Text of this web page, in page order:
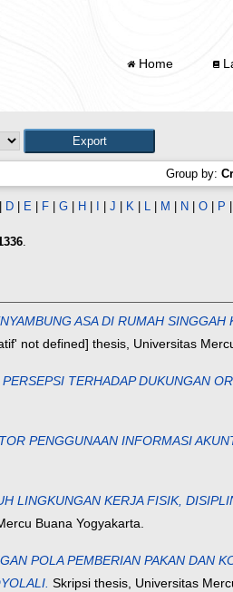
Home
Group by:
D E F G H J K L M N O P
.
ASA DI RUMAH SINGGAH
not defined] thesis, Universitas
TERHADAP DUKUNGAN
PENGGUNAAN INFORMASI
LINGKUNGAN KERJA FISIK,
Buana Yogyakarta.
POLA PEMBERIAN PAKAN DAN
Skripsi thesis, Universitas